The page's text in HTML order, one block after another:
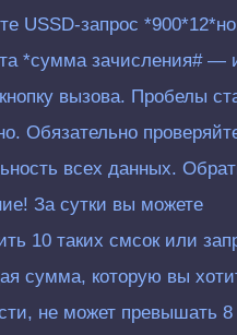
USSD-запрос
*сумма зачисления# —
вызова. Пробелы
Обязательно
всех данных.
За сутки вы можете
10 таких смсок или
сумма, которую вы
не может превышать 8